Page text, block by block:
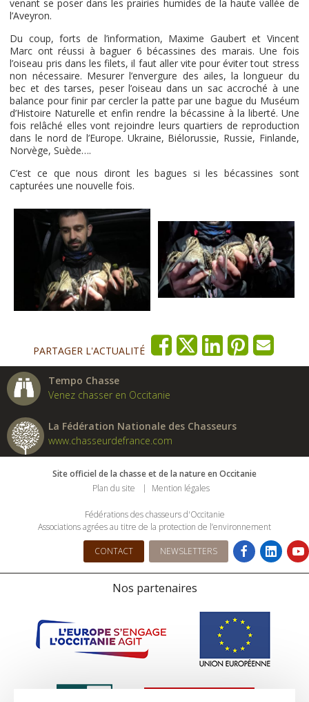
venant se poser dans les prairies humides de la haute vallée de
l’Aveyron.
Du coup, forts de l’information, Maxime Gaubert et Vincent
Marc ont réussi à baguer 6 bécassines des marais. Une fois
l’oiseau pris dans les filets, il faut aller vite pour éviter tout stress
non nécessaire. Mesurer l’envergure des ailes, la longueur du
bec et des tarses, peser l’oiseau dans un sac accroché à une
balance pour finir par cercler la patte par une bague du Muséum
d’Histoire Naturelle et enfin rendre la bécassine à la liberté. Une
fois relâché elles vont rejoindre leurs quartiers de reproduction
dans le nord de l’Europe. Ukraine, Biélorussie, Russie, Finlande,
Norvège, Suède….
C’est ce que nous diront les bagues si les bécassines sont
capturées une nouvelle fois.
PARTAGER L'ACTUALITÉ
Tempo Chasse
Venez chasser en Occitanie
La Fédération Nationale des Chasseurs
www.chasseurdefrance.com
Site officiel de la chasse et de la nature en Occitanie
Plan du site
Mention légales
Fédérations des chasseurs d'Occitanie
Associations agrées au titre de la protection de l’environnement
CONTACT NEWSLETTERS
Nos partenaires